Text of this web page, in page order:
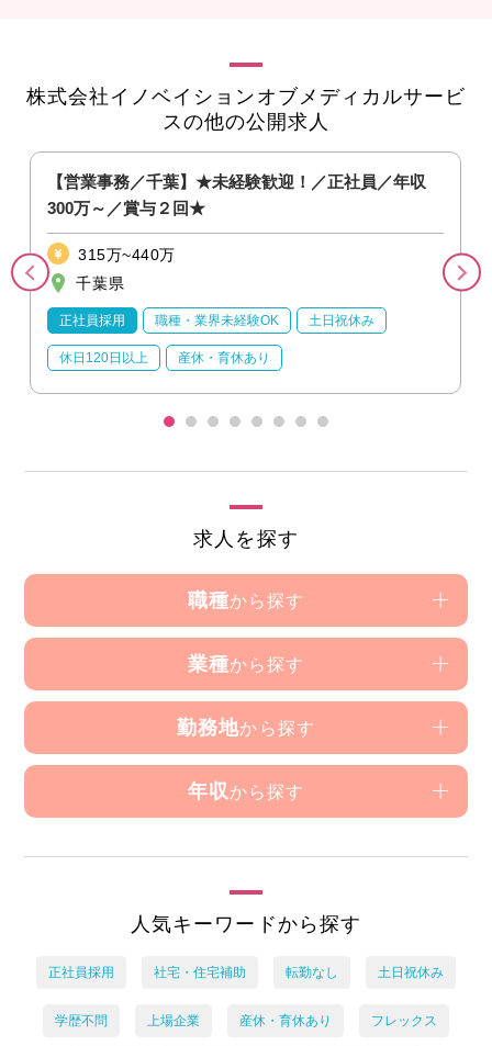
株式会社イノベイションオブメディカルサービ
スの他の公開求人
【営業事務／千葉】★未経験歓迎！／正社員／年収
300万～／賞与２回★
315万~440万
千葉県
正社員採用 職種・業界未経験OK 土日祝休み
休日120日以上 産休・育休あり
求人を探す
職種から探す
業種から探す
勤務地から探す
年収 から探す
人気キーワードから探す
正社員採用 社宅・住宅補助 転勤なし 土日祝休み
学歴不問 上場企業 産休・育休あり フレックス